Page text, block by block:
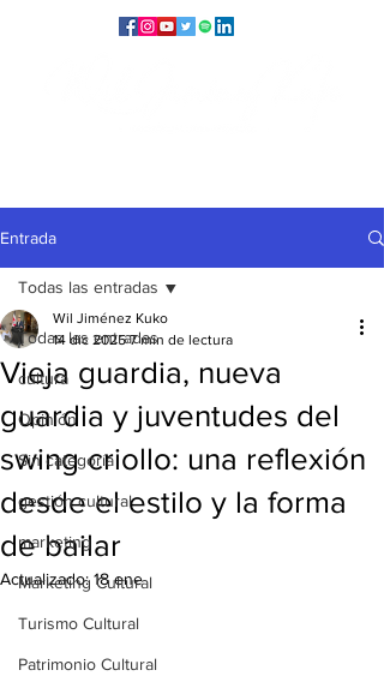
Entrada
Todas las entradas
cultura
Opinión
Sin categoría
gestión cultural
marketing
Marketing Cultural
Turismo Cultural
Patrimonio Cultural
Todas las entradas
Vieja guardia, nueva
guardia y juventudes del
swing criollo: una reflexión
desde el estilo y la forma
de bailar
Wil Jiménez Kuko
14 dic 2025 7 min de lectura
Actualizado:18 ene